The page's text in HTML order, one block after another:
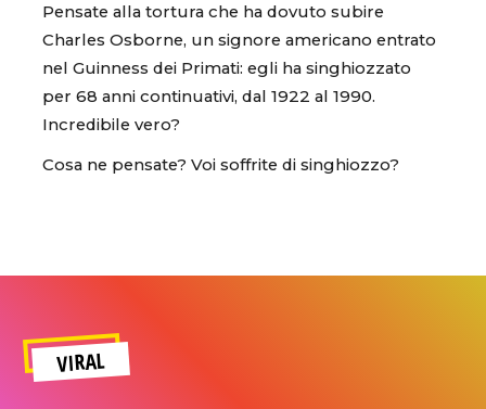
Pensate alla tortura che ha dovuto subire
Charles Osborne, un signore americano entrato
nel Guinness dei Primati: egli ha singhiozzato
per 68 anni continuativi, dal 1922 al 1990.
Incredibile vero?
Cosa ne pensate? Voi soffrite di singhiozzo?
VIRAL